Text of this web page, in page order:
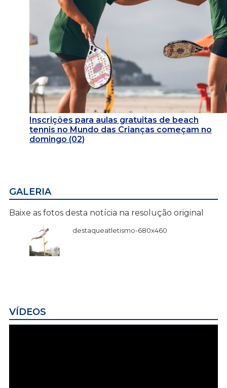
Inscrições para aulas gratuitas de beach
tennis no Mundo das Crianças começam no
domingo (02)
GALERIA
Baixe as fotos desta notícia na resolução original
destaqueatletismo-680x460
VÍDEOS